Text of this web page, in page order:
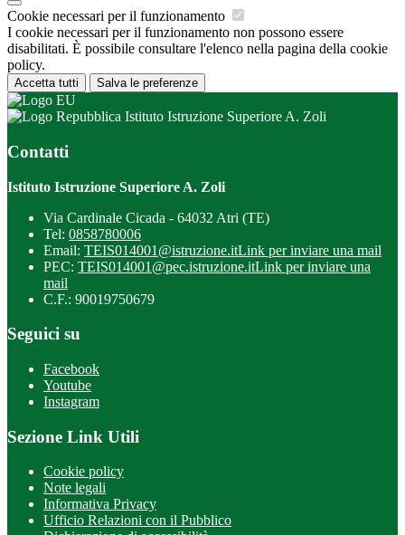
Cookie necessari per il funzionamento
I cookie necessari per il funzionamento non possono essere
disabilitati. È possibile consultare l'elenco nella pagina della cookie
policy.
Accetta tutti Salva le preferenze
Istituto Istruzione Superiore A. Zoli
Contatti
Istituto Istruzione Superiore A. Zoli
Via Cardinale Cicada - 64032 Atri (TE)
Tel: 0858780006
Email: TEIS014001@istruzione.itLink per inviare una mail
PEC: TEIS014001@pec.istruzione.itLink per inviare una
mail
C.F.: 90019750679
Seguici su
Facebook
Youtube
Instagram
Sezione Link Utili
Cookie policy
Note legali
Informativa Privacy
Ufficio Relazioni con il Pubblico